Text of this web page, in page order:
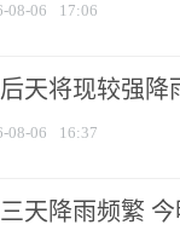
08-06 17:06
天将现较强降
08-06 16:37
天降雨频繁